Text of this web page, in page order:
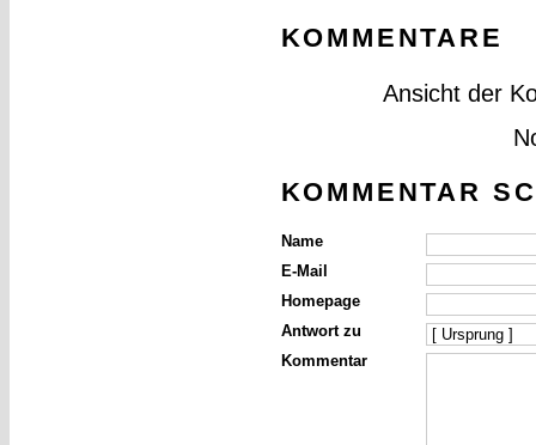
KOMMENTARE
Ansicht der
KOMMENTAR
Name
E-Mail
Homepage
Antwort zu
Kommentar